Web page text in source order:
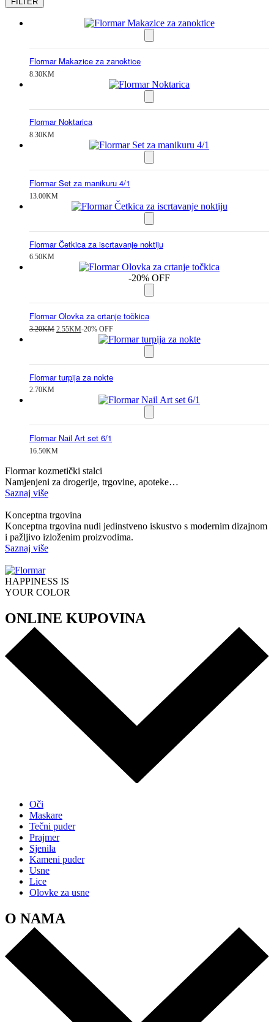
Flormar Makazice za zanoktice
8.30KM
Flormar Noktarica
8.30KM
Flormar Set za manikuru 4/1
13.00KM
Flormar Četkica za iscrtavanje noktiju
6.50KM
-20% OFF
Flormar Olovka za crtanje točkica
3.20KM Izvorna
cijena
3.20KM.
2.55KMTrenutna
cijena
-20% OFF
Flormar turpija za nokte
2.70KM
Flormar Nail Art set 6/1
16.50KM
Flormar kozmetički stalci
Namjenjeni za drogerije, trgovine, apoteke…
Saznaj više
Konceptna trgovina
Konceptna trgovina nudi jedinstveno iskustvo s modernim dizajnom
i pažljivo izloženim proizvodima.
Saznaj više
HAPPINESS IS
YOUR COLOR
ONLINE KUPOVINA
Oči
Maskare
Tečni puder
Prajmer
Sjenila
Kameni puder
Usne
Lice
Olovke za usne
O NAMA